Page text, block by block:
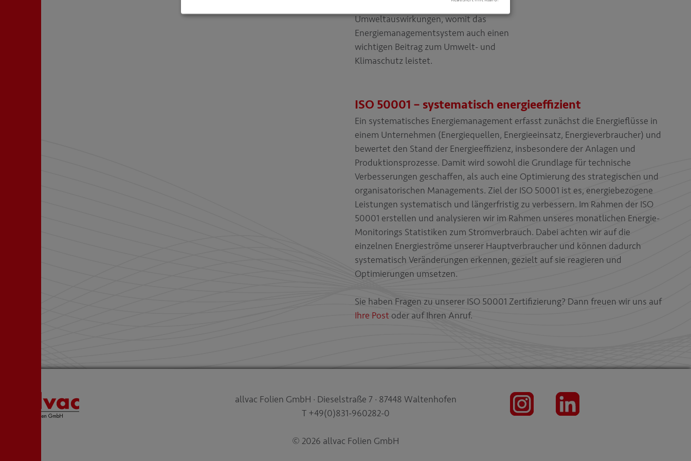
angestrebt sowie andere
Umweltauswirkungen, womit das
Energiemanagementsystem auch einen
wichtigen Beitrag zum Umwelt- und
Klimaschutz leistet.
ISO 50001 – systematisch energieeffizient
Ein systematisches Energiemanagement erfasst zunächst die Energieflüsse in
einem Unternehmen (Energiequellen, Energieeinsatz, Energieverbraucher) und
bewertet den Stand der Energieeffizienz, insbesondere der Anlagen und
Produktionsprozesse. Damit wird sowohl die Grundlage für technische
Verbesserungen geschaffen, als auch eine Optimierung des strategischen und
organisatorischen Managements. Ziel der ISO 50001 ist es, energiebezogene
Leistungen systematisch und längerfristig zu verbessern. Im Rahmen der ISO
50001 erstellen und analysieren wir im Rahmen unseres monatlichen Energie-
Monitorings Statistiken zum Stromverbrauch. Dabei achten wir auf die
einzelnen Energieströme unserer Hauptverbraucher und können dadurch
systematisch Veränderungen erkennen, gezielt auf sie reagieren und
Optimierungen umsetzen.
Sie haben Fragen zu unserer ISO 50001 Zertifizierung? Dann freuen wir uns auf
Ihre Post oder auf Ihren Anruf.
allvac Folien GmbH · Dieselstraße 7 · 87448 Waltenhofen
T +49(0)831-960282-0
© 2026 allvac Folien GmbH